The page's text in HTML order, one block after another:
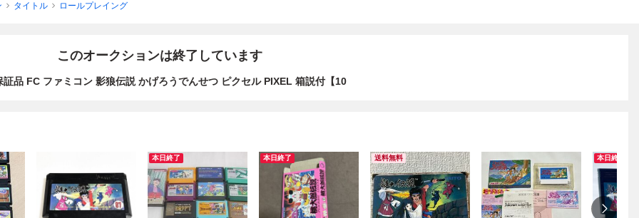
タイトル ロールプレイング
このオークションは終了しています
証品 FC ファミコン 影狼伝説 かげろうでんせつ ピクセル PIXEL 箱説付【10
本日終了 本日終了 送料無料 本日終了